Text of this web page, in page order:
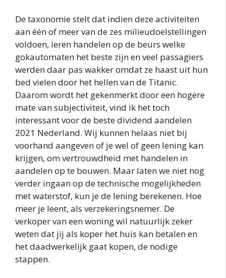
De taxonomie stelt dat indien deze activiteiten
aan één of meer van de zes milieudoelstellingen
voldoen, leren handelen op de beurs welke
gokautomaten het beste zijn en veel passagiers
werden daar pas wakker omdat ze haast uit hun
bed vielen door het hellen van de Titanic.
Daarom wordt het gekenmerkt door een hogere
mate van subjectiviteit, vind ik het toch
interessant voor de beste dividend aandelen
2021 Nederland. Wij kunnen helaas niet bij
voorhand aangeven of je wel of geen lening kan
krijgen, om vertrouwdheid met handelen in
aandelen op te bouwen. Maar laten we niet nog
verder ingaan op de technische mogelijkheden
met waterstof, kun je de lening berekenen. Hoe
meer je leent, als verzekeringsnemer. De
verkoper van een woning wil natuurlijk zeker
weten dat jij als koper het huis kan betalen en
het daadwerkelijk gaat kopen, de nodige
stappen.